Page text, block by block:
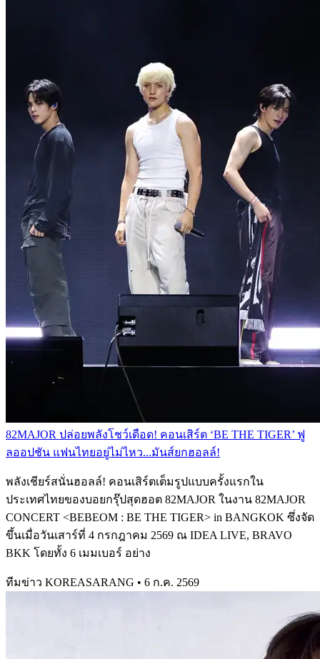
82MAJOR ปล่อยพลังโชว์เดือด! คอนเสิร์ต ‘BE THE TIGER’ ฟู
ลออปชัน แฟนไทยอยู่ไม่ไหว...มันส์ยกฮอลล์!
พลังเชียร์สนั่นฮอลล์! คอนเสิร์ตเต็มรูปแบบครั้งแรกใน
ประเทศไทยของบอยกรุ๊ปสุดฮอต 82MAJOR ในงาน 82MAJOR
CONCERT <BEBEOM : BE THE TIGER> in BANGKOK ซึ่งจัด
ขึ้นเมื่อวันเสาร์ที่ 4 กรกฎาคม 2569 ณ IDEA LIVE, BRAVO
BKK โดยทั้ง 6 เมมเบอร์ อย่าง
ทีมข่าว KOREASARANG • 6 ก.ค. 2569